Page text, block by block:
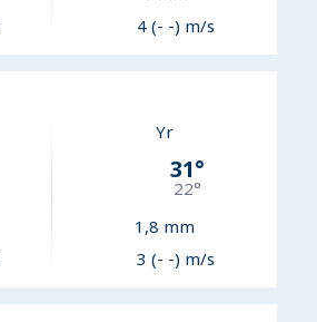
4 (- -) m/s
Yr
31°
22°
1,8 mm
3 (- -) m/s